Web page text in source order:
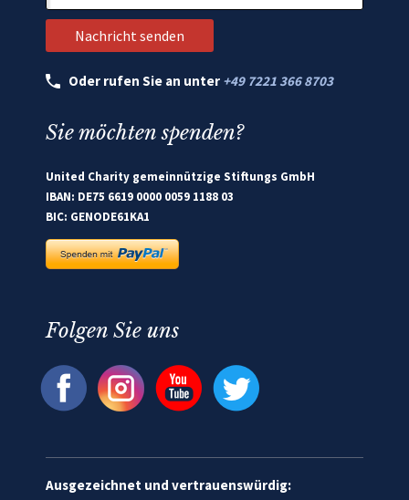
Oder rufen Sie an unter +49 7221 366 8703
Sie möchten spenden?
United Charity gemeinnützige Stiftungs GmbH
IBAN: DE75 6619 0000 0059 1188 03
BIC: GENODE61KA1
Folgen Sie uns
Ausgezeichnet und vertrauenswürdig: